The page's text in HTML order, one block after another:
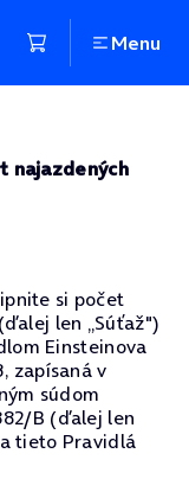
Menu
najazdených
si počet
len „Súťaž")
Einsteinova
zapísaná v
súdom
B (ďalej len
tieto Pravidlá